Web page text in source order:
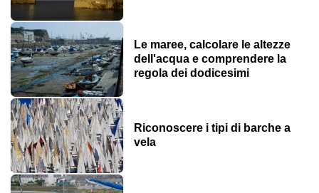
Le maree, calcolare le altezze
dell'acqua e comprendere la
regola dei dodicesimi
Riconoscere i tipi di barche a
vela